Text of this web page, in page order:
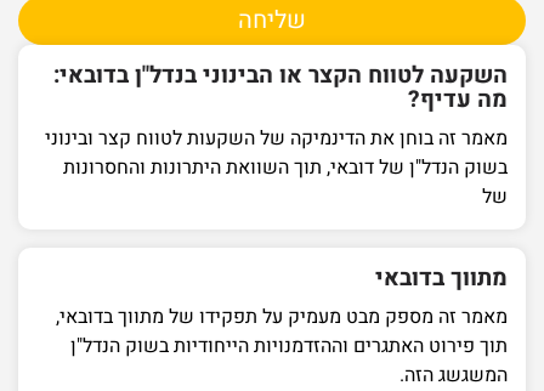
שליחה
השקעה לטווח הקצר או הבינוני בנדל"ן בדובאי:
מה עדיף?
מאמר זה בוחן את הדינמיקה של השקעות לטווח קצר ובינוני
בשוק הנדל"ן של דובאי, תוך השוואת היתרונות והחסרונות
של
מתווך בדובאי
מאמר זה מספק מבט מעמיק על תפקידו של מתווך בדובאי,
תוך פירוט האתגרים וההזדמנויות הייחודיות בשוק הנדל"ן
המשגשג הזה.